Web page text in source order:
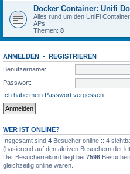
Docker Container: Unifi
Alles rund um den UniFi
APs
Themen: 8
ANMELDEN •
REGISTRIEREN
Benutzername:
Passwort:
Ich habe mein Passwort vergessen
WER IST ONLINE?
Insgesamt sind 4 Besucher online :: 4
(basierend auf den aktiven Besuchern der
Der Besucherrekord liegt bei 7596
gleichzeitig online waren.